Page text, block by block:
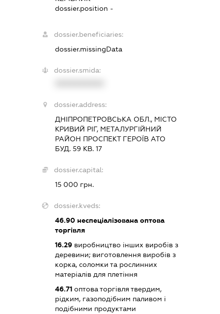
dossier.position -
dossier.beneficiaries:
dossier.missingData
dossier.smida:
dossier.address:
ДНІПРОПЕТРОВСЬКА ОБЛ., МІСТО
КРИВИЙ РІГ, МЕТАЛУРГІЙНИЙ
РАЙОН ПРОСПЕКТ ГЕРОЇВ АТО
БУД. 59 КВ. 17
dossier.capital:
15 000 грн.
dossier.kveds:
46.90неспеціалізована оптова
торгівля
16.29виробництво інших виробів з
деревини; виготовлення виробів з
корка, соломки та рослинних
матеріалів для плетіння
46.71оптова торгівля твердим,
рідким, газоподібним паливом і
подібними продуктами